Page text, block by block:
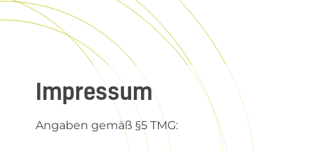
Impressum
Angaben gemäß §5 TMG: